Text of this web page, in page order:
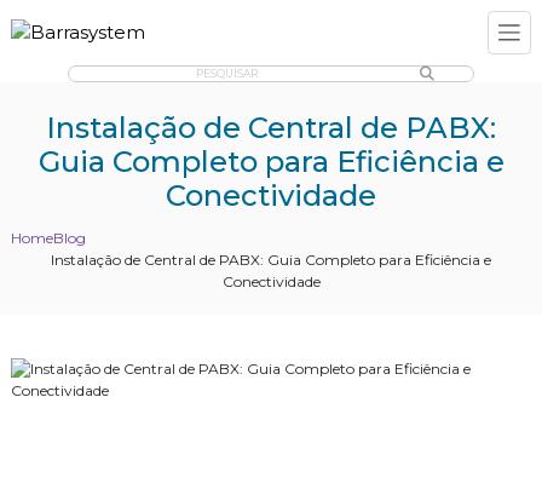
PESQUISAR
Instalação de Central de PABX:
Guia Completo para Eficiência e
Conectividade
HomeBlog
Instalação de Central de PABX: Guia Completo para Eficiência e
Conectividade